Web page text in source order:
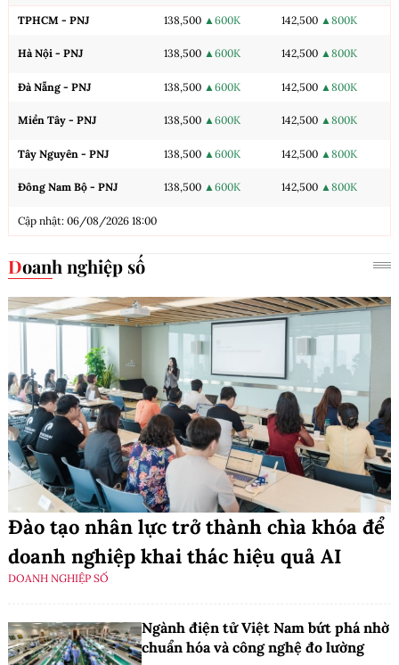
TPHCM - PNJ 138,500 ▲600K 142,500 ▲800K
Hà Nội - PNJ 138,500 ▲600K 142,500 ▲800K
Đà Nẵng - PNJ 138,500 ▲600K 142,500 ▲800K
Miền Tây - PNJ 138,500 ▲600K 142,500 ▲800K
Tây Nguyên - PNJ 138,500 ▲600K 142,500 ▲800K
Đông Nam Bộ - PNJ 138,500 ▲600K 142,500 ▲800K
Cập nhật: 06/08/2026 18:00
Doanh nghiệp số
Đào tạo nhân lực trở thành chìa khóa để
doanh nghiệp khai thác hiệu quả AI
DOANH NGHIỆP SỐ
Ngành điện tử Việt Nam bứt phá nhờ
chuẩn hóa và công nghệ đo lường